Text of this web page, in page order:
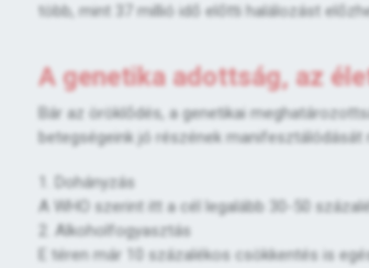
több, mint 37 millió idő előtti halálozást
A genetika adottság, az
Bár az öröklődés, a genetikai
betegségeink jó részének manifesztálódását
1. Dohányzás
A WHO szerint itt a cél legalább 30-50
2. Alkoholfogyasztás
E téren már 10 százalékos csökkentés is